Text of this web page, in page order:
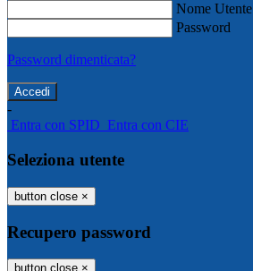
Nome Utente
Password
Password dimenticata?
-
Entra con SPID Entra con CIE
Seleziona utente
button close ×
Recupero password
button close ×